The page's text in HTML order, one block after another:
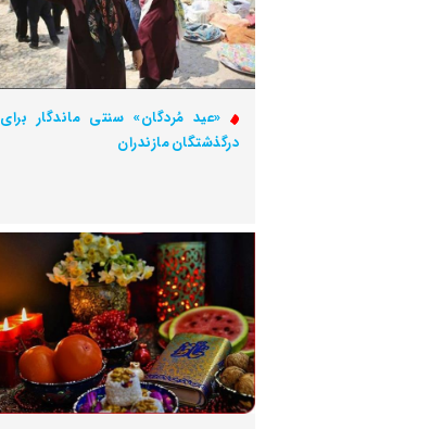
«عید مُردگان» سنتی ماندگار برای
درگذشتگان مازندران